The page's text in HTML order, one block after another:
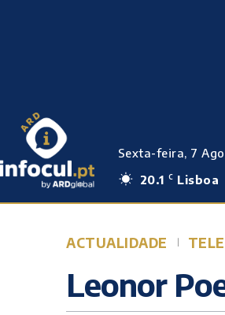
Sexta-feira, 7
20.1 C Lisboa
ACTUALIDADE
Leonor